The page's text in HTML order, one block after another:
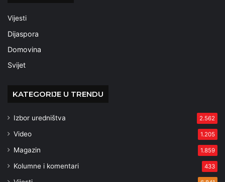
Vijesti
Dijaspora
Domovina
Svijet
KATEGORIJE U TRENDU
Izbor uredništva 2.562
Video 1.205
Magazin 1.859
Kolumne i komentari 433